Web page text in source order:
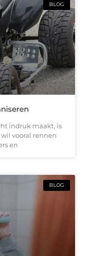
BLOG
indruk maakt, is
vooral rennen
en
BLOG